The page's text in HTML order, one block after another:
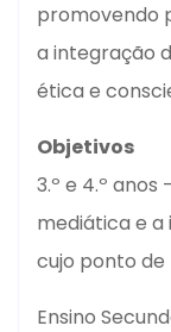
promovendo
a integração
ética e
Objetivos
3.º e 4.º
mediática e
cujo ponto de
Ensino